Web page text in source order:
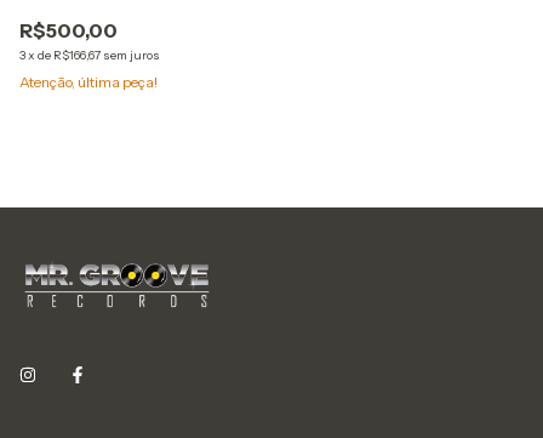
R$500,00
3x de R$166,67 sem juros
Atenção, última peça!